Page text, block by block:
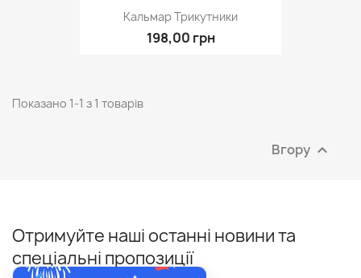
Кальмар Трикутники
198,00 грн
Показано 1-1 з 1 товарів
Вгору 
Отримуйте наші останні новини та
спеціальні пропозиції